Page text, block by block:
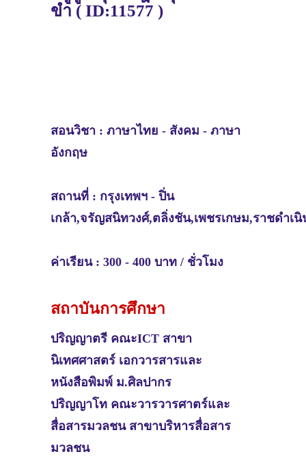
ขำ ( ID:11577 )
สอนวิชา : ภาษาไทย - สังคม - ภาษา
อังกฤษ
สถานที่ : กรุงเทพฯ - ปิ่น
เกล้า,จรัญสนิทวงศ์,ตลิ่งชัน,เพชรเกษม,ราชดำเนิ
ค่าเรียน : 300 - 400 บาท / ชั่วโมง
สถาบันการศึกษา
ปริญญาตรี คณะICT สาขา
นิเทศศาสตร์ เอกวารสารและ
หนังสือพิมพ์ ม.ศิลปากร
ปริญญาโท คณะวารวารศาตร์และ
สื่อสารมวลชน สาขาบริหารสื่อสาร
มวลชน